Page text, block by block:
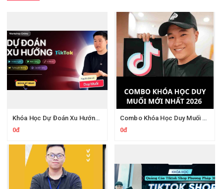
Khóa Học Dự Đoán Xu Hướng TikTok 2026 Duy Muối
0đ
Combo Khóa Học Duy Muối 2026
0đ